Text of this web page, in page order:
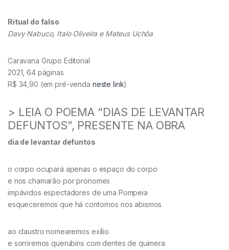
Ritual do falso
Davy Nabuco, Italo Oliveira e Mateus Uchôa
Caravana Grupo Editorial
2021, 64 páginas
R$ 34,90 (em pré-venda neste link)
> LEIA O POEMA “DIAS DE LEVANTAR
DEFUNTOS”, PRESENTE NA OBRA
dia de levantar defuntos
o corpo ocupará apenas o espaço do corpo
e nos chamarão por pronomes
impávidos espectadores de uma Pompeia
esqueceremos que há contornos nos abismos
ao claustro nomearemos exílio
e sorriremos querubins com dentes de quimera